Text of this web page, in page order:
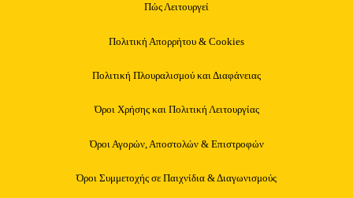
Πώς Λειτουργεί
Πολιτική Απορρήτου & Cookies
Πολιτική Πλουραλισμού και Διαφάνειας
Όροι Χρήσης και Πολιτική Λειτουργίας
Όροι Αγορών, Αποστολών & Επιστροφών
Όροι Συμμετοχής σε Παιχνίδια & Διαγωνισμούς